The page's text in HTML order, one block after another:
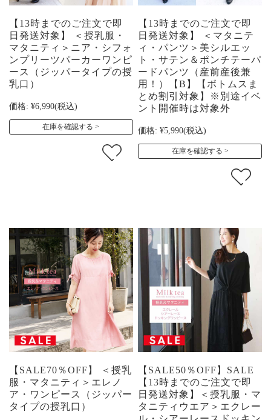
【13時までのご注文で即
日発送対象】 ＜授乳服・
マタニティ＞ニア・シフォ
ンプリーツパーカーワンピ
ース（ジッパータイプの授
乳口）
価格: ¥6,990(税込)
在庫を確認する
【13時までのご注文で即
日発送対象】 ＜マタニテ
ィ・パンツ＞美シルエッ
ト・サテン＆ポンチテーパ
ードパンツ（産前産後兼
用！）【B】【ボトムスま
とめ割引対象】※別途イベ
ント開催時は対象外
価格: ¥5,990(税込)
在庫を確認する
【SALE70％OFF】 ＜授乳
服・マタニティ＞エレノ
ア・ワンピース（ジッパー
タイプの授乳口）
【SALE50％OFF】SALE
【13時までのご注文で即
日発送対象】＜授乳服・マ
タニティウエア＞エクレー